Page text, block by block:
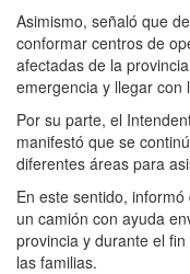
Asimismo, señaló que
conformar centros de
afectadas de la
emergencia y llegar con
Por su parte, el
manifestó que se
diferentes áreas para
En este sentido,
un camión con ayuda
provincia y durante el
las familias.